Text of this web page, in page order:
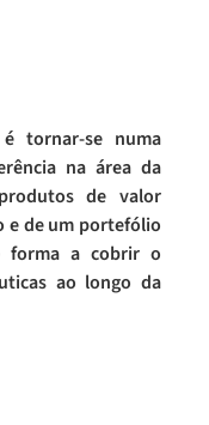
tornar-se numa
na área da
de valor
e de um portefólio
forma a cobrir o
ao longo da